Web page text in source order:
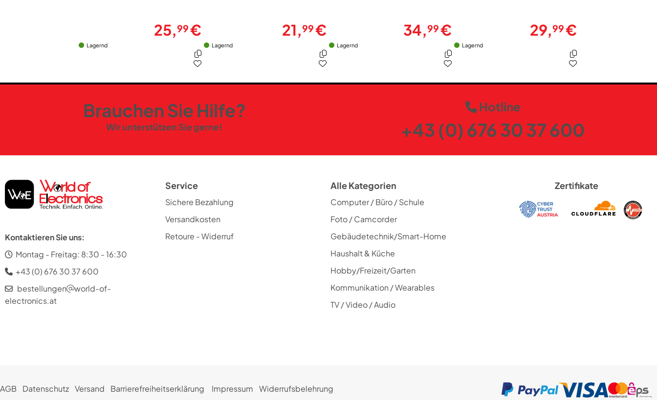
25,99€
Lagernd
21,99€
Lagernd
34,99€
Lagernd
29,99€
Lagernd
Brauchen Sie Hilfe?
Wir unterstützen Sie gerne!
Hotline
+43 (0) 676 30 37 600
Kontaktieren Sie uns:
Montag - Freitag: 8:30 - 16:30
+43 (0) 676 30 37 600
bestellungen
world-of-
electronics.at
Service
Sichere Bezahlung
Versandkosten
Retoure - Widerruf
Alle Kategorien
Computer / Büro / Schule
Foto / Camcorder
Gebäudetechnik/Smart-Home
Haushalt & Küche
Hobby/Freizeit/Garten
Kommunikation / Wearables
TV / Video / Audio
Zertifikate
AGB Datenschutz Versand Barrierefreiheitserklärung Impressum Widerrufsbelehrung